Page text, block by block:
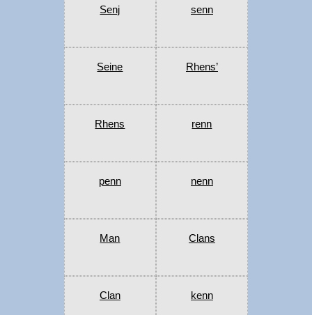
Senj senn
Seine Rhens’
Rhens renn
penn nenn
Man Clans
Clan kenn